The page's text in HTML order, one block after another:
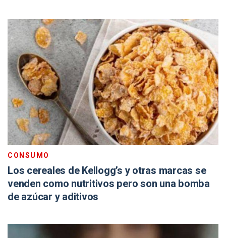
CONSUMO
Los cereales de Kellogg’s y otras marcas se
venden como nutritivos pero son una bomba
de azúcar y aditivos